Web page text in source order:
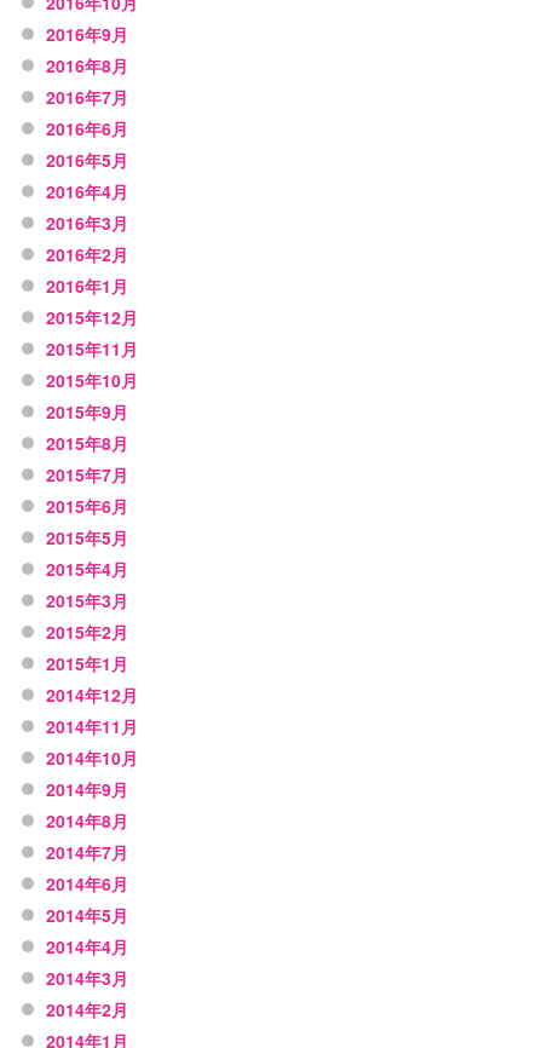
2016年9月
2016年8月
2016年7月
2016年6月
2016年5月
2016年4月
2016年3月
2016年2月
2016年1月
2015年12月
2015年11月
2015年10月
2015年9月
2015年8月
2015年7月
2015年6月
2015年5月
2015年4月
2015年3月
2015年2月
2015年1月
2014年12月
2014年11月
2014年10月
2014年9月
2014年8月
2014年7月
2014年6月
2014年5月
2014年4月
2014年3月
2014年2月
2014年1月